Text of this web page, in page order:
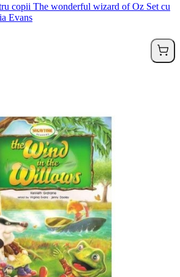
copii The wonderful wizard of Oz Set cu
Evans